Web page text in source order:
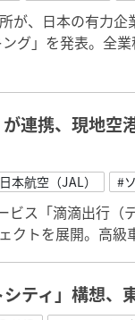
が、日本の有力
グ」を発表。全
連携、現地空
本航空（JAL） #
ス「滴滴出行（
クトを展開。高級
ティ」構想、